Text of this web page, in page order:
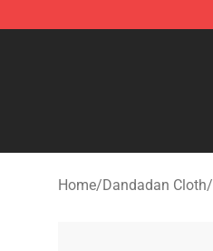
Home/Dandadan Cloth/